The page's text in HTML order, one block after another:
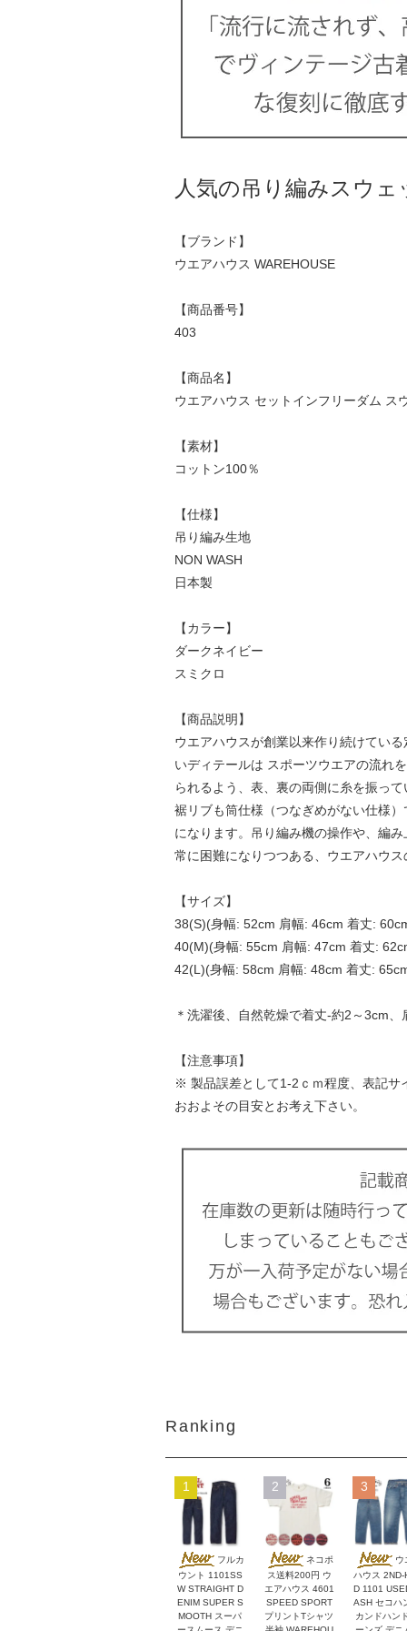
人気の吊り編みスウェ
【ブランド】
ウエアハウス WAREHOUSE
【商品番号】
403
【商品名】
ウエアハウス セットインフリーダム ス
【素材】
コットン100％
【仕様】
吊り編み生地
NON WASH
日本製
【カラー】
ダークネイビー
スミクロ
【商品説明】
ウエアハウスが創業以来作り続けてい
いディテールは スポーツウエアの流れ
られるよう、表、裏の両側に糸を振っ
裾リブも筒仕様（つなぎめがない仕様
になります。吊り編み機の操作や、編
常に困難になりつつある、ウエアハウ
【サイズ】
38(S)(身幅: 52cm 肩幅: 46cm 着丈:
40(M)(身幅: 55cm 肩幅: 47cm 着丈:
42(L)(身幅: 58cm 肩幅: 48cm 着丈:
＊洗濯後、自然乾燥で着丈-約2～3cm
【注意事項】
※ 製品誤差として1-2ｃｍ程度、表記サ
おおよその目安とお考え下さい。
Ranking
1
フルカ
ウント 1101SS
W STRAIGHT D
ENIM SUPER S
MOOTH スーパ
2
ネコポ
ス送料200円 ウ
エアハウス 4601
SPEED SPORT
プリントTシャツ
3
ウ
ハウス 2ND-
D 1101
ASH セコハ
カンドハン